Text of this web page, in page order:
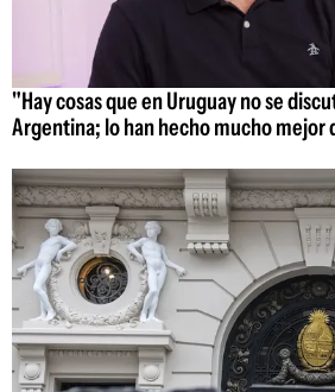
"Hay cosas que en Uruguay no se
Argentina; lo han hecho mucho mejor